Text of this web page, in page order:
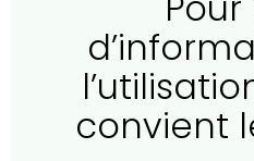
convient